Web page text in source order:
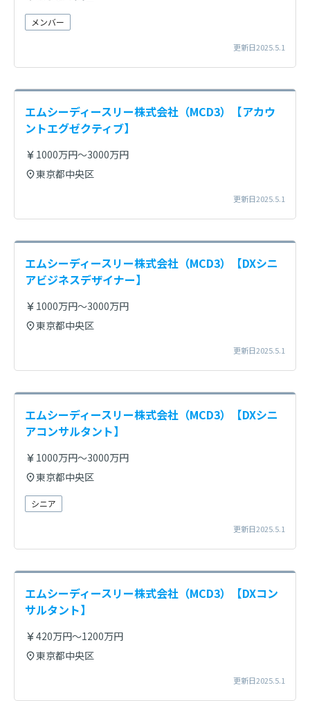
メンバー
更新日2025.5.1
エムシーディースリー株式会社（MCD3）【アカウ
ントエグゼクティブ】
1000万円～3000万円
東京都中央区
更新日2025.5.1
エムシーディースリー株式会社（MCD3）【DXシニ
アビジネスデザイナー】
1000万円～3000万円
東京都中央区
更新日2025.5.1
エムシーディースリー株式会社（MCD3）【DXシニ
アコンサルタント】
1000万円～3000万円
東京都中央区
シニア
更新日2025.5.1
エムシーディースリー株式会社（MCD3）【DXコン
サルタント】
420万円～1200万円
東京都中央区
更新日2025.5.1